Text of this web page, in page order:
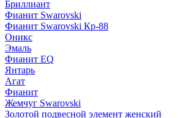
Бриллиант
Фианит Swarovski
Фианит Swarovski Кр-88
Оникс
Эмаль
Фианит EQ
Янтарь
Агат
Фианит
Жемчуг Swarovski
Золотой подвесной элемент женcкий